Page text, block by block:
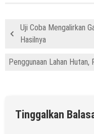
Uji Coba Mengalirkan
Hasilnya
Penggunaan Lahan Hutan,
Tinggalkan